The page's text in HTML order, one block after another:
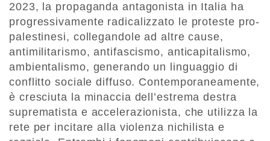
2023, la propaganda antagonista in Italia ha
progressivamente radicalizzato le proteste pro-
palestinesi, collegandole ad altre cause,
antimilitarismo, antifascismo, anticapitalismo,
ambientalismo, generando un linguaggio di
conflitto sociale diffuso. Contemporaneamente,
è cresciuta la minaccia dell’estrema destra
suprematista e accelerazionista, che utilizza la
rete per incitare alla violenza nichilista e